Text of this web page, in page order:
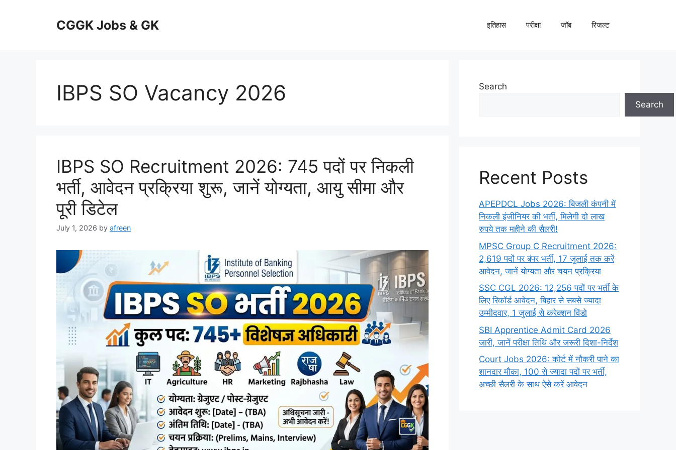
CGGK Jobs & GK इतिहास परीक्षा जॉब रिजल्ट
IBPS SO Vacancy 2026
IBPS SO Recruitment 2026: 745 पदों पर निकली
भर्ती, आवेदन प्रक्रिया शुरू, जानें योग्यता, आयु सीमा और
पूरी डिटेल
July 1, 2026 by afreen
Search
Search
Recent Posts
APEPDCL Jobs 2026: बिजली कंपनी में
निकली इंजीनियर की भर्ती, मिलेगी दो लाख
रुपये तक महीने की सैलरी!
MPSC Group C Recruitment 2026:
2,619 पदों पर बंपर भर्ती, 17 जुलाई तक करें
आवेदन, जानें योग्यता और चयन प्रक्रिया
SSC CGL 2026: 12,256 पदों पर भर्ती के
लिए रिकॉर्ड आवेदन, बिहार से सबसे ज्यादा
उम्मीदवार, 1 जुलाई से करेक्शन विंडो
SBI Apprentice Admit Card 2026
जारी, जानें परीक्षा तिथि और जरूरी दिशा-निर्देश
Court Jobs 2026: कोर्ट में नौकरी पाने का
शानदार मौका, 100 से ज्यादा पदों पर भर्ती,
अच्छी सैलरी के साथ ऐसे करें आवेदन